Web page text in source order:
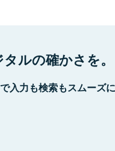
ルの確かさを。
入力も検索もスムーズ